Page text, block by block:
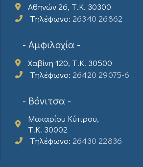
Αθηνών 26, Τ.Κ. 30300
Τηλέφωνο: 26340 26862
- Αμφιλοχία -
Χαβίνη 120, Τ.Κ. 30500
Τηλέφωνο: 26420 29075-6
- Βόνιτσα -
Μακαρίου Κύπρου,
Τ.Κ. 30002
Τηλέφωνο: 26430 22836